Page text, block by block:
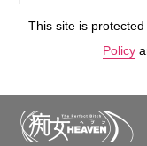
This site is
Policy